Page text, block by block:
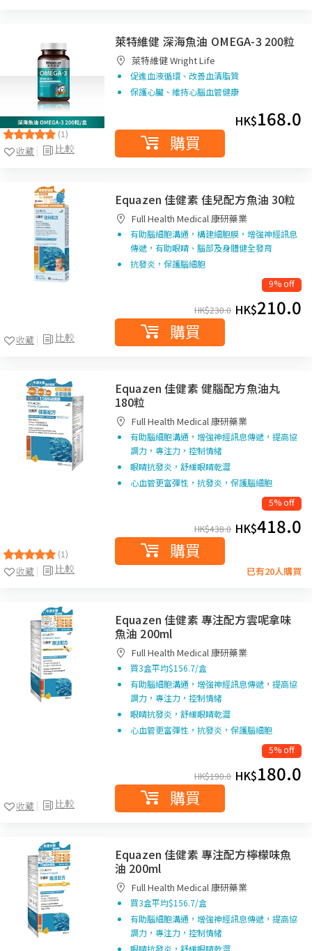
(1)
比較
收藏
萊特維健 深海魚油 OMEGA-3 200粒
萊特維健 Wright Life
促進血液循環、改善血清脂質
保護心臟、維持心腦血管健康
HK$168.0
購買
比較
收藏
Equazen 佳健素 佳兒配方魚油 30粒
Full Health Medical 康研藥業
有助腦細胞溝通，構建細胞膜，增強神經訊息
傳遞，有助眼睛、腦部及身體健全發育
抗發炎，保護腦細胞
9% off
HK$230.0 HK$210.0
購買
(1)
比較
收藏
Equazen 佳健素 健腦配方魚油丸
180粒
Full Health Medical 康研藥業
有助腦細胞溝通，增強神經訊息傳遞，提高協
調力，專注力，控制情緒
眼睛抗發炎，舒緩眼睛乾澀
心血管更富彈性，抗發炎，保護腦細胞
5% off
HK$438.0 HK$418.0
購買
已有20人購買
比較
收藏
Equazen 佳健素 專注配方雲呢拿味
魚油 200ml
Full Health Medical 康研藥業
買3盒平均$156.7/盒
有助腦細胞溝通，增強神經訊息傳遞，提高協
調力，專注力，控制情緒
眼睛抗發炎，舒緩眼睛乾澀
心血管更富彈性，抗發炎，保護腦細胞
5% off
HK$190.0 HK$180.0
購買
Equazen 佳健素 專注配方檸檬味魚
油 200ml
Full Health Medical 康研藥業
買3盒平均$156.7/盒
有助腦細胞溝通，增強神經訊息傳遞，提高協
調力，專注力，控制情緒
眼睛抗發炎，舒緩眼睛乾澀